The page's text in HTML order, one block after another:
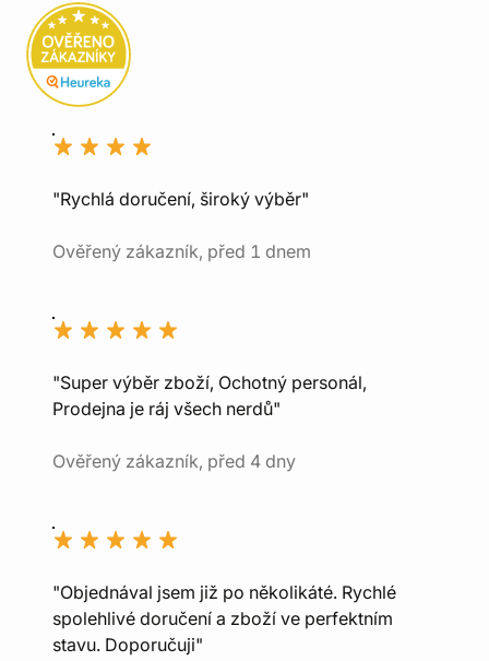
"Rychlá doručení, široký výběr"
Ověřený zákazník, před 1 dnem
"Super výběr zboží, Ochotný personál,
Prodejna je ráj všech nerdů"
Ověřený zákazník, před 4 dny
"Objednával jsem již po několikáté. Rychlé
spolehlivé doručení a zboží ve perfektním
stavu. Doporučuji"